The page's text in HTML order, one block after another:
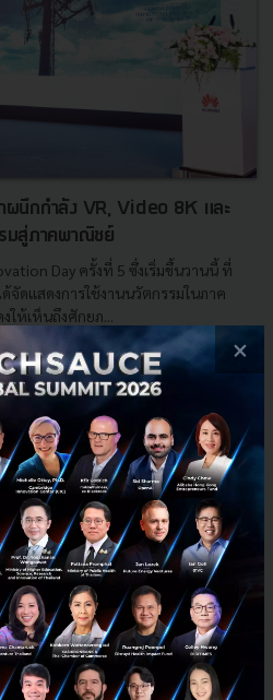
ผนึกกำลัง VR, Video 8K และ
มสู่ภาคพาณิชย์
Day ครั้งที่ 5 ซึ่งเริ่มขึ้นวานนี้ ที่
จัดแสดงการใช้งานนวัตกรรมในภาค
ห้เห็นถึงศักยภ...
001-5375
06-4658-9500
×